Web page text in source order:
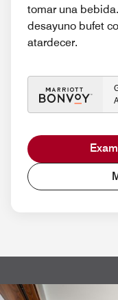
tomar una
desayuno bufet
atardecer.